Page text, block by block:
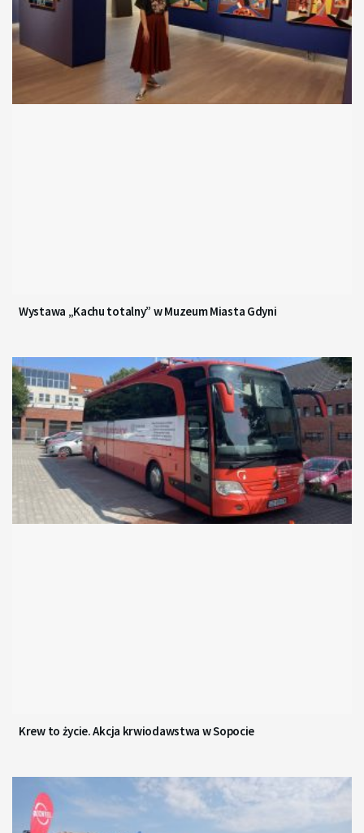
Wystawa „Kachu totalny” w Muzeum Miasta Gdyni
Krew to życie. Akcja krwiodawstwa w Sopocie